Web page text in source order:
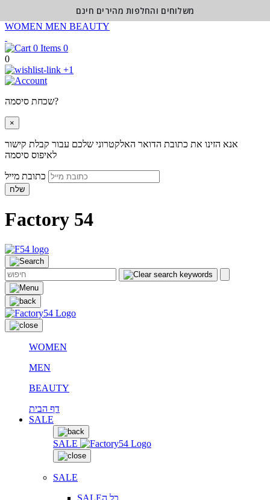
WOMEN MEN BEAUTY
0
0
+1
שכחת סיסמה?
×
אנא הזינו את כתובת הדואר האלקטרוני שלכם עבור קבלת קישור
לאיפוס סיסמה
שלח
Factory 54
WOMEN
MEN
BEAUTY
דף הבית
SALE
SALE
SALE
SALEכל ה
משלוחים והחלפות מהירים חינם